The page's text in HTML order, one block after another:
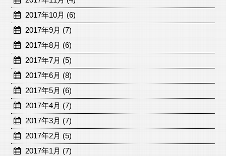
2017年10月 (6)
2017年9月 (7)
2017年8月 (6)
2017年7月 (5)
2017年6月 (8)
2017年5月 (6)
2017年4月 (7)
2017年3月 (7)
2017年2月 (5)
2017年1月 (7)